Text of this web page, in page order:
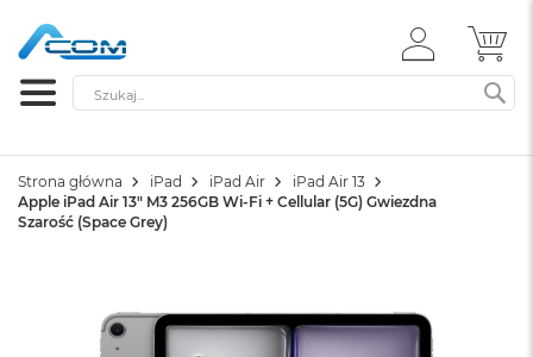
ZALOGUJ
SIĘ
Szukaj
Strona główna iPad iPad Air
iPad Air 13
Apple iPad Air 13" M3 256GB Wi-Fi + Cellular (5G) Gwiezdna
Szarość (Space Grey)